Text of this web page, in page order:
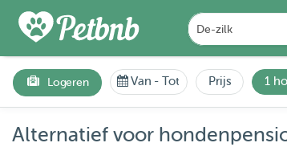
Logeren Van -Tot Prijs 1
Alternatief voor